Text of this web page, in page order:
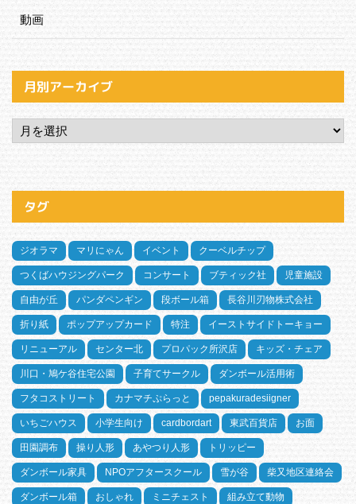
動画
月別アーカイブ
タグ
ジオラマ マリにゃん イベント クーベルチップ
つくばハウジングパーク コンサート ブティック社 児童施設
自由が丘 パンダペンギン 段ボール箱 長谷川刃物株式会社
折り紙 ポップアップカード 特注 イーストサイドトーキョー
リニューアル センター北 プロパック所沢店 キッズ・チェア
川口・鳩ケ谷住宅公園 子育てサークル ダンボール活用術
フタコストリート カナマチぷらっと pepakuradesiigner
いちごハウス 小学生向け cardbordart 東武百貨店 お面
田園調布 操り人形 あやつり人形 トリッピー
ダンボール家具 NPOアフタースクール 雪が谷 柴又地区連絡会
ダンボール箱 おしゃれ ミニチェスト 組み立て動物